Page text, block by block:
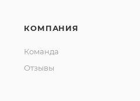
КОМПАНИЯ
Команда
Отзывы